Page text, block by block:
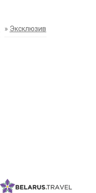
» Эксклюзив